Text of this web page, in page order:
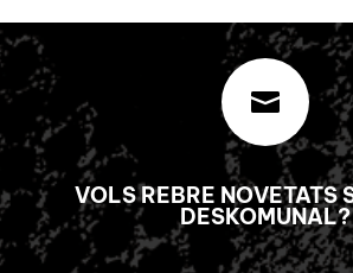

VOLS REBRE NOVETATS
DESKOMUNAL?